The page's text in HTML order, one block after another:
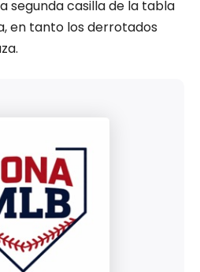
segunda casilla de la tabla
en tanto los derrotados